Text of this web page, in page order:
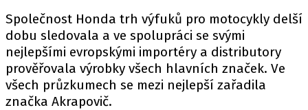
SLEDUJTE NÁS NA|
Máte příběh, fotku nebo video?
Pošlete e-mail na autoroad.cz
Společnost Honda trh výfuků pro motocykly delší
dobu sledovala a ve spolupráci se svými
nejlepšími evropskými importéry a distributory
prověřovala výrobky všech hlavních značek. Ve
všech průzkumech se mezi nejlepší zařadila
značka Akrapovič.